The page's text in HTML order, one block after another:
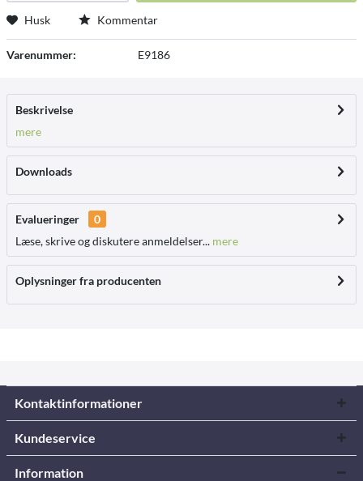
Husk Kommentar
Varenummer: E9186
Beskrivelse
mere
Downloads
Evalueringer
0
Læse, skrive og diskutere anmeldelser... mere
Oplysninger fra producenten
Kontaktinformationer
Kundeservice
Information